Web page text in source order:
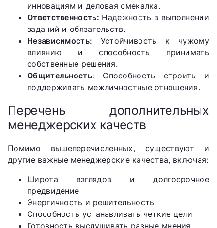
инновациям и деловая смекалка.
Ответственность: Надежность в выполнении
заданий и обязательств.
Независимость: Устойчивость к чужому
влиянию и способность принимать
собственные решения.
Общительность: Способность строить и
поддерживать межличностные отношения.
Перечень дополнительных
менеджерских качеств
Помимо вышеперечисленных, существуют и
другие важные менеджерские качества, включая:
Широта взглядов и долгосрочное
предвидение
Энергичность и решительность
Способность устанавливать четкие цели
Готовность выслушивать разные мнения